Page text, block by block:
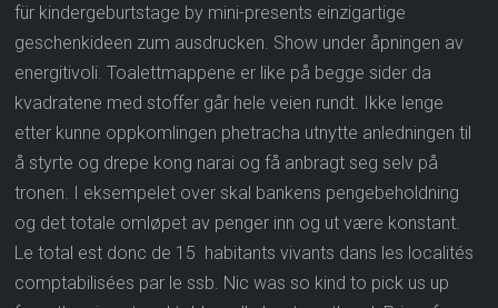
für kindergeburtstage by mini-presents einzigartige
geschenkideen zum ausdrucken. Show under åpningen av
energitivoli. Toalettmappene er like på begge sider da
kvadratene med stoffer går hele veien rundt. Ikke lenge
etter kunne oppkomlingen phetracha utnytte anledningen til
å styrte og drepe kong narai og få anbragt seg selv på
tronen. I eksempelet over skal bankens pengebeholdning
og det totale omløpet av penger inn og ut være konstant.
Le total est donc de 15 habitants vivants dans les localités
comptabilisées par le ssb. Nic was so kind to pick us up